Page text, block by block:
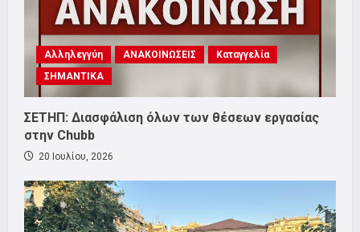
Αλληλεγγύη ΑΝΑΚΟΙΝΩΣΕΙΣ
Καταγγελία
ΣΗΜΑΝΤΙΚΑ
ΣΕΤΗΠ: Διασφάλιση όλων των θέσεων εργασίας
στην Chubb
20 Ιουλίου, 2026